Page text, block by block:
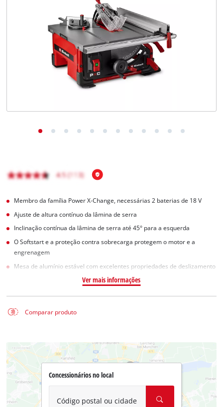
Membro da família Power X-Change, necessárias 2 baterias de 18 V
Ajuste de altura contínuo da lâmina de serra
Inclinação contínua da lâmina de serra até 45° para a esquerda
O Softstart e a proteção contra sobrecarga protegem o motor e a
engrenagem
Mesa de alumínio estável com excelentes propriedades de deslizamento
Ver mais informações
Comparar produto
Concessionários no local
Código postal ou cidade